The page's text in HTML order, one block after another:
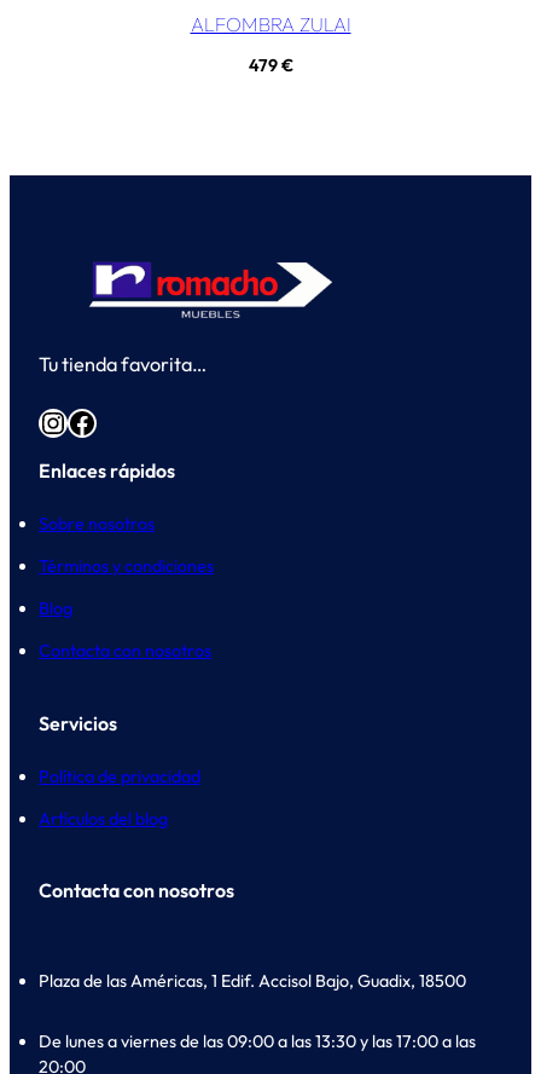
ALFOMBRA ZULAI
479€
Tu tienda favorita…
InstagramFacebook
Enlaces rápidos
Sobre nosotros
Términos y condiciones
Blog
Contacta con nosotros
Servicios
Política de privacidad
Artículos del blog
Contacta con nosotros
Plaza de las Américas, 1 Edif. Accisol Bajo, Guadix, 18500
De lunes a viernes de las 09:00 a las 13:30 y las 17:00 a las
20:00